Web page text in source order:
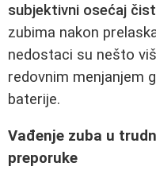
subjektivni osećaj
zubima nakon
nedostaci su nešto
redovnim menjanjem
baterije.
Vađenje zuba u
preporuke